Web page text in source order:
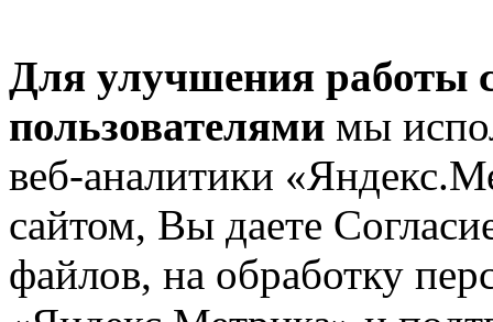
Для улучшения работы
пользователями мы
веб-аналитики
сайтом, Вы даете
файлов, на обработку